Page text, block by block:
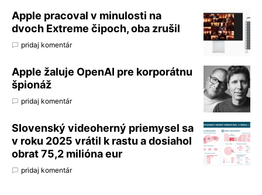
Apple pracoval v minulosti na
dvoch Extreme čipoch, oba zrušil
pridaj komentár
Apple žaluje OpenAI pre korporátnu
špionáž
pridaj komentár
Slovenský videoherný priemysel sa
v roku 2025 vrátil k rastu a dosiahol
obrat 75,2 milióna eur
pridaj komentár